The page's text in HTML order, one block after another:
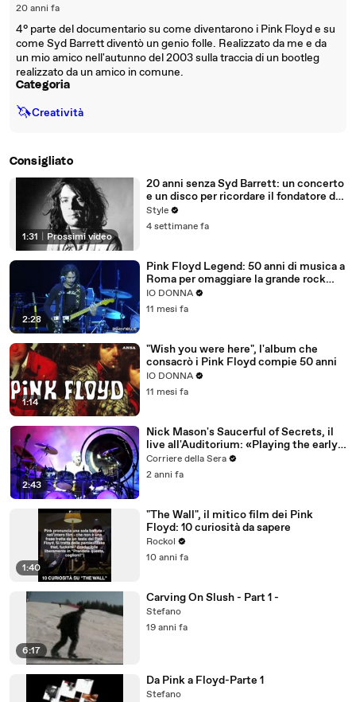
20 anni fa
4° parte del documentario su come diventarono i Pink Floyd e su
come Syd Barrett diventò un genio folle. Realizzato da me e da
un mio amico nell'autunno del 2003 sulla traccia di un bootleg
realizzato da un amico in comune.
Categoria
🦄Creatività
Consigliato
1:31 Prossimi video
20 anni senza Syd Barrett: un concerto
e un disco per ricordare il fondatore dei
Pink Floyd
Style
4 settimane fa
2:28
Pink Floyd Legend: 50 anni di musica a
Roma per omaggiare la grande rock
band
IO DONNA
11 mesi fa
1:14
"Wish you were here", l'album che
consacrò i Pink Floyd compie 50 anni
IO DONNA
11 mesi fa
2:43
Nick Mason's Saucerful of Secrets, il
live all'Auditorium: «Playing the early
music of Pink Floyd»
Corriere della Sera
2 anni fa
1:40
"The Wall", il mitico film dei Pink
Floyd: 10 curiosità da sapere
Rockol
10 anni fa
6:17
Carving On Slush - Part 1 -
Stefano
19 anni fa
Da Pink a Floyd-Parte 1
Stefano